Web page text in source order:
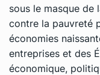
sous le masque de
contre la pauvreté
économies
entreprises et des
économique,